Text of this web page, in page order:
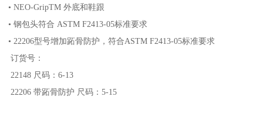
• NEO-GripTM 外底和鞋跟
• 钢包头符合 ASTM F2413-05标准要求
• 22206型号增加跖骨防护，符合ASTM F2413-05标准要求
订货号：
22148 尺码：6-13
22206 带跖骨防护 尺码：5-15